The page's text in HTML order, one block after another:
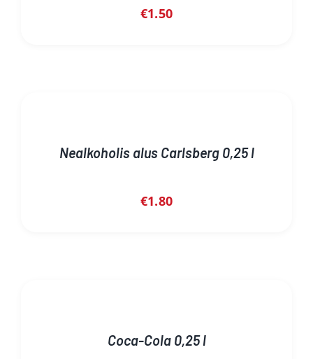
€1.50
Nealkoholis alus Carlsberg 0,25 l
€1.80
Coca-Cola 0,25 l